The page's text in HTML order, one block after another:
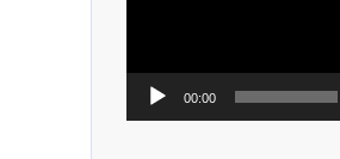
ヤ
00:00